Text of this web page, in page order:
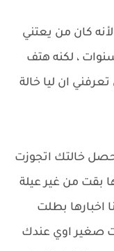
كان من يعتني
، لكنه هتف
ان ليا خالة
حصل خالتك اتجوزت
بقت من غير عيلة
اخبارها بطلت
صغير اوي عندك